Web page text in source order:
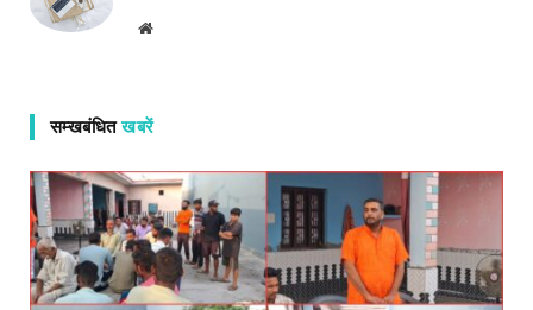
Website
सम्खबंधितखबरें